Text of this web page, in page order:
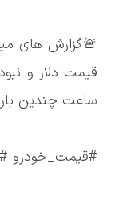
🚨گزارش های
قیمت دلار و
ساعت چندین
#قیمت_خودرو